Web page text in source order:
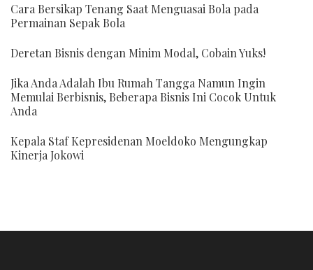
Cara Bersikap Tenang Saat Menguasai Bola pada
Permainan Sepak Bola
Deretan Bisnis dengan Minim Modal, Cobain Yuks!
Jika Anda Adalah Ibu Rumah Tangga Namun Ingin
Memulai Berbisnis, Beberapa Bisnis Ini Cocok Untuk
Anda
Kepala Staf Kepresidenan Moeldoko Mengungkap
Kinerja Jokowi